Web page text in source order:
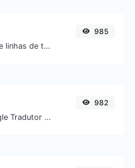
Inverta uma lista de linhas de texto.
985
Use a API do Google Tradutor para gerar áudio de texto para fala.
982